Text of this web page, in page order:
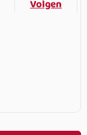
Volgen